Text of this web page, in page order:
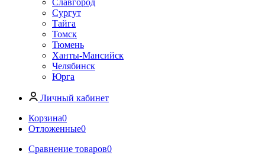
Славгород
Сургут
Тайга
Томск
Тюмень
Ханты-Мансийск
Челябинск
Юрга
Личный кабинет
Корзина0
Отложенные0
Сравнение товаров0